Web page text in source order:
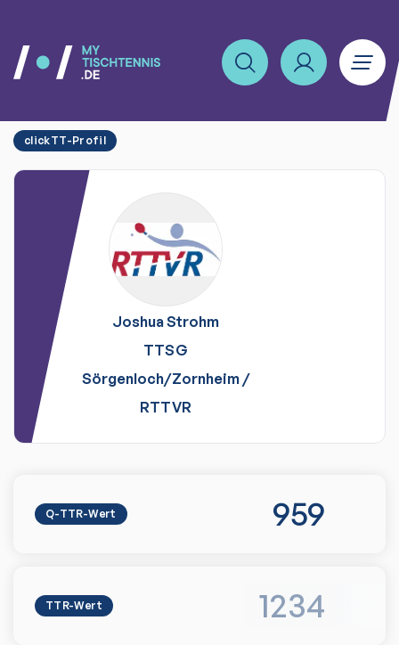
clickTT-Profil
JoshuaStrohm
TTSG
Sörgenloch/Zornheim /
RTTVR
Q-TTR-Wert 959
TTR-Wert 1234